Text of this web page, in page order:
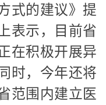
式的建议》提
表示，目前省
在积极开展异
时，今年还将
范围内建立医